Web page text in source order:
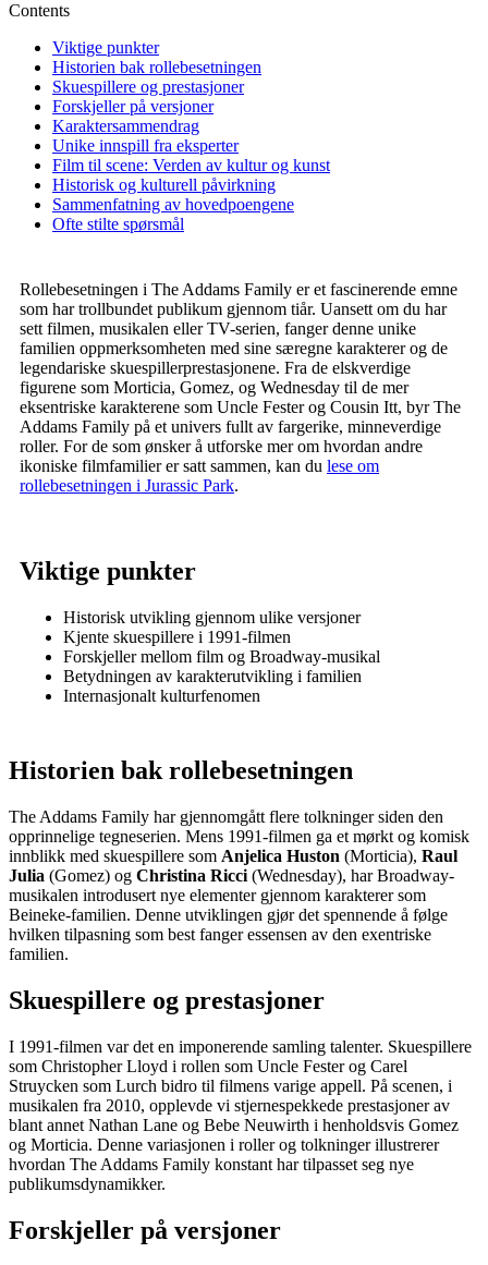
Contents
Viktige punkter
Historien bak rollebesetningen
Skuespillere og prestasjoner
Forskjeller på versjoner
Karaktersammendrag
Unike innspill fra eksperter
Film til scene: Verden av kultur og kunst
Historisk og kulturell påvirkning
Sammenfatning av hovedpoengene
Ofte stilte spørsmål
Rollebesetningen i The Addams Family er et fascinerende emne
som har trollbundet publikum gjennom tiår. Uansett om du har
sett filmen, musikalen eller TV-serien, fanger denne unike
familien oppmerksomheten med sine særegne karakterer og de
legendariske skuespillerprestasjonene. Fra de elskverdige
figurene som Morticia, Gomez, og Wednesday til de mer
eksentriske karakterene som Uncle Fester og Cousin Itt, byr The
Addams Family på et univers fullt av fargerike, minneverdige
roller. For de som ønsker å utforske mer om hvordan andre
ikoniske filmfamilier er satt sammen, kan du lese om
rollebesetningen i Jurassic Park.
Viktige punkter
Historisk utvikling gjennom ulike versjoner
Kjente skuespillere i 1991-filmen
Forskjeller mellom film og Broadway-musikal
Betydningen av karakterutvikling i familien
Internasjonalt kulturfenomen
Historien bak rollebesetningen
The Addams Family har gjennomgått flere tolkninger siden den
opprinnelige tegneserien. Mens 1991-filmen ga et mørkt og komisk
innblikk med skuespillere som Anjelica Huston (Morticia), Raul
Julia (Gomez) og Christina Ricci (Wednesday), har Broadway-
musikalen introdusert nye elementer gjennom karakterer som
Beineke-familien. Denne utviklingen gjør det spennende å følge
hvilken tilpasning som best fanger essensen av den exentriske
familien.
Skuespillere og prestasjoner
I 1991-filmen var det en imponerende samling talenter. Skuespillere
som Christopher Lloyd i rollen som Uncle Fester og Carel
Struycken som Lurch bidro til filmens varige appell. På scenen, i
musikalen fra 2010, opplevde vi stjernespekkede prestasjoner av
blant annet Nathan Lane og Bebe Neuwirth i henholdsvis Gomez
og Morticia. Denne variasjonen i roller og tolkninger illustrerer
hvordan The Addams Family konstant har tilpasset seg nye
publikumsdynamikker.
Forskjeller på versjoner